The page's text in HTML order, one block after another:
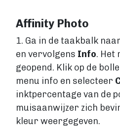
Affinity Photo
1. Ga in de taakbalk
en vervolgens Info. Het
geopend. Klik op de
menu info en selecteer
inktpercentage van de
muisaanwijzer zich
kleur weergegeven.